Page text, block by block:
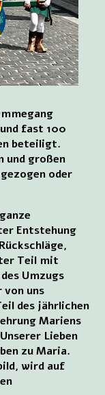
fast 100
beteiligt.
und großen
oder
Entstehung
Teil mit
Umzugs
uns
des jährlichen
Mariens
Lieben
zu Maria.
wird auf